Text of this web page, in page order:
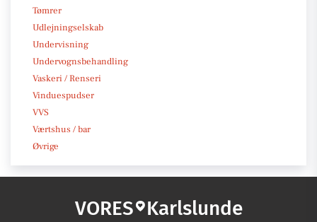
Tømrer
Udlejningselskab
Undervisning
Undervognsbehandling
Vaskeri / Renseri
Vinduespudser
VVS
Værtshus / bar
Øvrige
VORES Karlslunde